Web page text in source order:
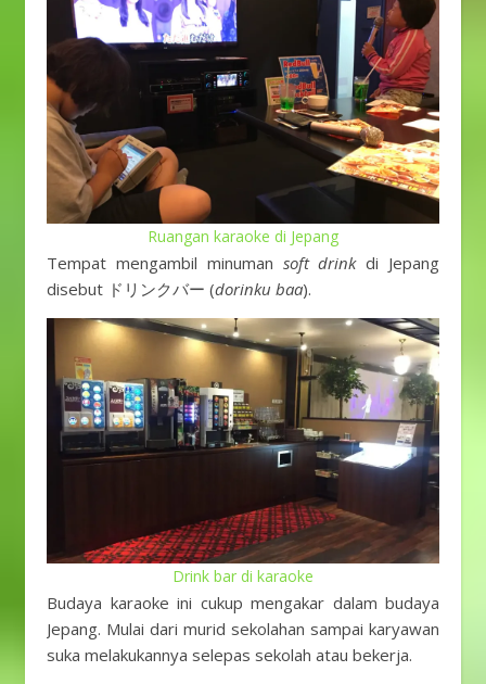
Ruangan karaoke di Jepang
Tempat mengambil minuman soft drinkdi Jepang
disebut ドリンクバー (dorinku baa).
Drink bar di karaoke
Budaya karaoke ini cukup mengakar dalam budaya
Jepang. Mulai dari murid sekolahan sampai karyawan
suka melakukannya selepas sekolah atau bekerja.